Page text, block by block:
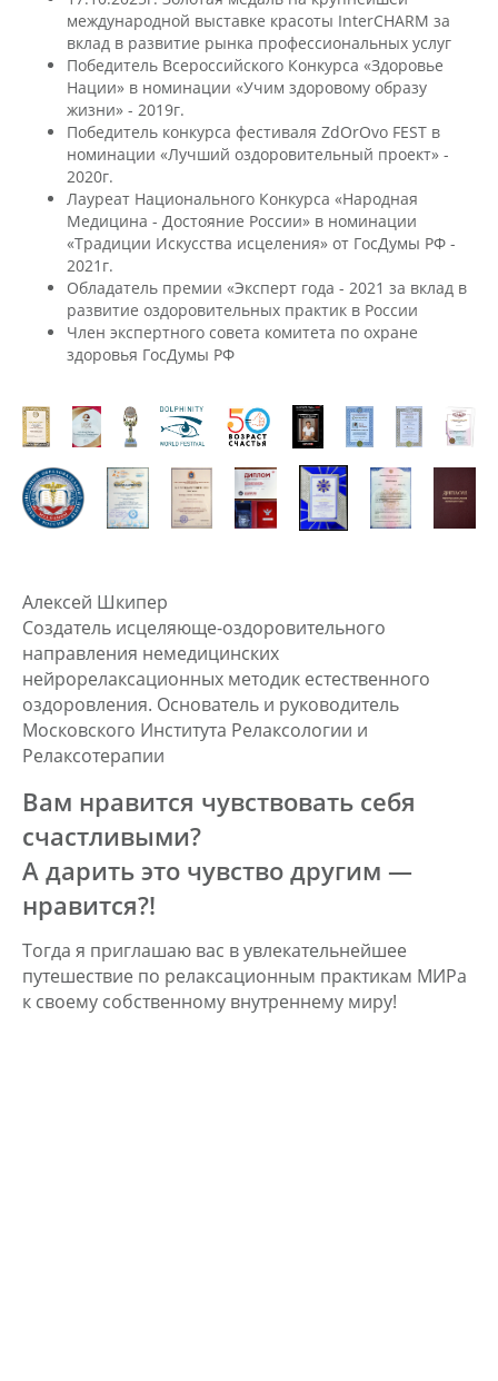
международной выставке красоты InterCHARM за
вклад в развитие рынка профессиональных услуг
Победитель Всероссийского Конкурса «Здоровье
Нации» в номинации «Учим здоровому образу
жизни» - 2019г.
Победитель конкурса фестиваля ZdOrOvo FEST в
номинации «Лучший оздоровительный проект» -
2020г.
Лауреат Национального Конкурса «Народная
Медицина - Достояние России» в номинации
«Традиции Искусства исцеления» от ГосДумы РФ -
2021г.
Обладатель премии «Эксперт года - 2021 за вклад в
развитие оздоровительных практик в России
Член экспертного совета комитета по охране
здоровья ГосДумы РФ
Алексей Шкипер
Создатель исцеляюще-оздоровительного
направления немедицинских
нейрорелаксационных методик естественного
оздоровления. Основатель и руководитель
Московского Института Релаксологии и
Релаксотерапии
Вам нравится чувствовать себя
счастливыми?
А дарить это чувство другим —
нравится?!
Тогда я приглашаю вас в увлекательнейшее
путешествие по релаксационным практикам МИРа
к своему собственному внутреннему миру!